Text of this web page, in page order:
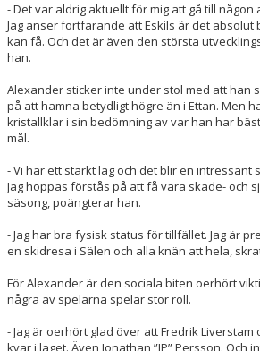
- Det var aldrig aktuellt för mig att gå till någon
Jag anser fortfarande att Eskils är det
kan få. Och det är även den största
han.
Alexander sticker inte under stol med att han
på att hamna betydligt högre än i Ettan. Men
kristallklar i sin bedömning av var han har
mål.
- Vi har ett starkt lag och det blir en intressant
Jag hoppas förstås på att få vara skade- och
säsong, poängterar han.
- Jag har bra fysisk status för tillfället. Jag är
en skidresa i Sälen och alla knän att hela,
För Alexander är den sociala biten oerhört
några av spelarna spelar stor roll.
- Jag är oerhört glad över att Fredrik Liverstam
kvar i laget. Även Jonathan ”JP” Persson. Och